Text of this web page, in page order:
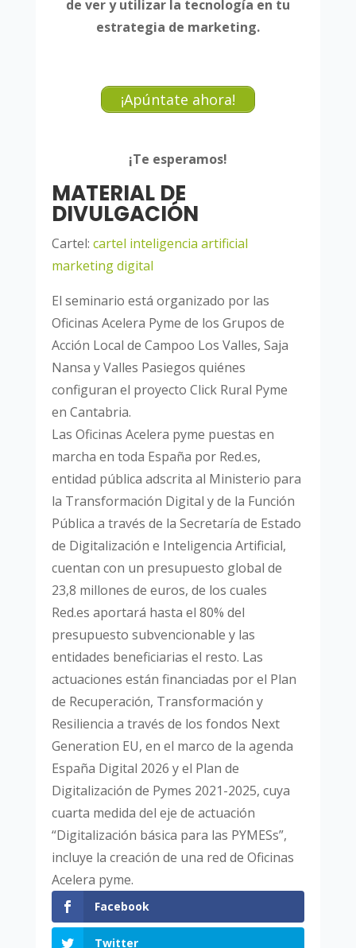
de ver y utilizar la tecnología en tu
estrategia de marketing.
¡Apúntate ahora!
¡Te esperamos!
MATERIAL DE
DIVULGACIÓN
Cartel: cartel inteligencia artificial
marketing digital
El seminario está organizado por las
Oficinas Acelera Pyme de los Grupos de
Acción Local de Campoo Los Valles, Saja
Nansa y Valles Pasiegos quiénes
configuran el proyecto Click Rural Pyme
en Cantabria.
Las Oficinas Acelera pyme puestas en
marcha en toda España por Red.es,
entidad pública adscrita al Ministerio para
la Transformación Digital y de la Función
Pública a través de la Secretaría de Estado
de Digitalización e Inteligencia Artificial,
cuentan con un presupuesto global de
23,8 millones de euros, de los cuales
Red.es aportará hasta el 80% del
presupuesto subvencionable y las
entidades beneficiarias el resto. Las
actuaciones están financiadas por el Plan
de Recuperación, Transformación y
Resiliencia a través de los fondos Next
Generation EU, en el marco de la agenda
España Digital 2026 y el Plan de
Digitalización de Pymes 2021-2025, cuya
cuarta medida del eje de actuación
“Digitalización básica para las PYMESs”,
incluye la creación de una red de Oficinas
Acelera pyme.
Facebook
Twitter